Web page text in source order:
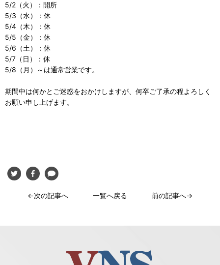
5/2（火）：開所
5/3（水）：休
5/4（木）：休
5/5（金）：休
5/6（土）：休
5/7（日）：休
5/8（月）～は通常営業です。
期間中は何かとご迷惑をおかけしますが、何卒ご了承の程よろしく
お願い申し上げます。
←次の記事へ 一覧へ戻る 前の記事へ→